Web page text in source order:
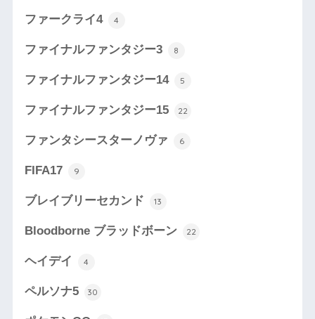
ファークライ4 4
ファイナルファンタジー3 8
ファイナルファンタジー14 5
ファイナルファンタジー15 22
ファンタシースターノヴァ 6
FIFA17 9
ブレイブリーセカンド 13
Bloodborne ブラッドボーン 22
ヘイデイ 4
ペルソナ5 30